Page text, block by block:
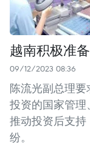
越南积极准
09/12/2023 08:36
陈流光副总理
投资的国家管理
推动投资后支
纷。